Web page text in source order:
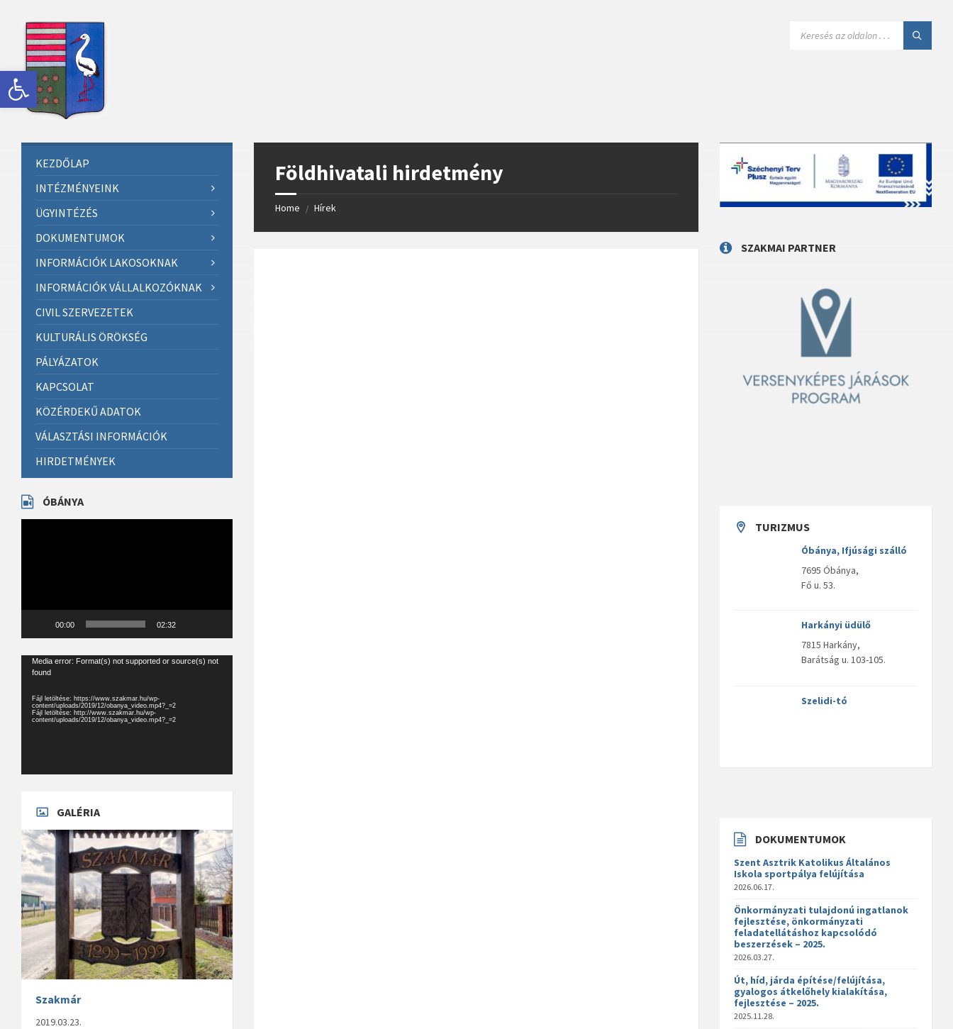
Eszköztár megnyitása
content
sidebar
sidebar
footer
Földhivatali hirdetmény
Home / Hírek
KEZDŐLAP
INTÉZMÉNYEINK
ÜGYINTÉZÉS
DOKUMENTUMOK
INFORMÁCIÓK LAKOSOKNAK
INFORMÁCIÓK VÁLLALKOZÓKNAK
CIVIL SZERVEZETEK
KULTURÁLIS ÖRÖKSÉG
PÁLYÁZATOK
KAPCSOLAT
KÖZÉRDEKŰ ADATOK
VÁLASZTÁSI INFORMÁCIÓK
HIRDETMÉNYEK
ÓBÁNYA
00:00 02:32
Videólejátszó
Media error: Format(s) not supported or source(s) not
found
Fájl letöltése: https://www.szakmar.hu/wp-
content/uploads/2019/12/obanya_video.mp4?_=2
Fájl letöltése: http://www.szakmar.hu/wp-
content/uploads/2019/12/obanya_video.mp4?_=2
GALÉRIA
Szakmár
2019.03.23.
SZAKMAI PARTNER
TURIZMUS
Óbánya, Ifjúsági szálló
7695 Óbánya,
Fő u. 53.
Harkányi üdülő
7815 Harkány,
Barátság u. 103-105.
Szelidi-tó
DOKUMENTUMOK
Szent Asztrik Katolikus Általános
Iskola sportpálya felújítása
2026.06.17.
Önkormányzati tulajdonú ingatlanok
fejlesztése, önkormányzati
feladatellátáshoz kapcsolódó
beszerzések – 2025.
2026.03.27.
Út, híd, járda építése/felújítása,
gyalogos átkelőhely kialakítása,
fejlesztése – 2025.
2025.11.28.